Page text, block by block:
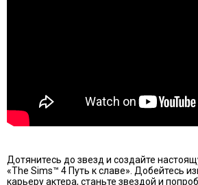
Дотянитесь до звезд и создайте
«The Sims™ 4 Путь к славе». Добейтесь
карьеру актера, станьте звездой и